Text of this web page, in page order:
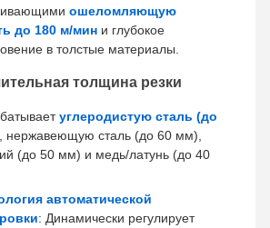
ошеломляющую
до 180 м/мин и глубокое
в толстые материалы.
толщина резки
углеродистую сталь (до
, нержавеющую сталь (до 60 мм),
(до 50 мм) и медь/латунь (до 40
автоматической
: Динамически регулирует